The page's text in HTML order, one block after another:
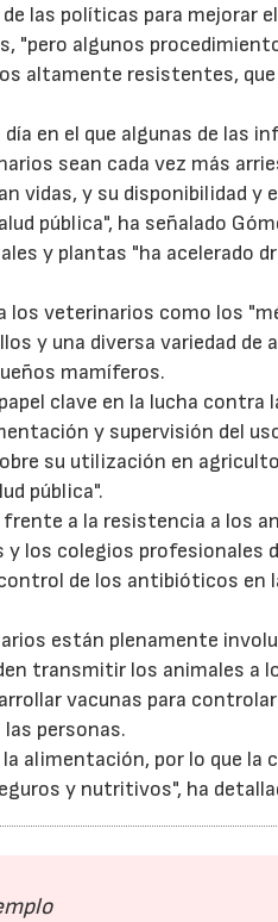
las políticas para mejorar
"pero algunos
altamente resistentes,
en el que algunas de las
sean cada vez más
vidas, y su disponibilidad y
pública", ha señalado
y plantas "ha acelerado
los veterinarios como los
y una diversa variedad de
mamíferos.
clave en la lucha contra
y supervisión del
su utilización en
pública".
a la resistencia a los
los colegios profesionales
de los antibióticos en
están plenamente
transmitir los animales a
vacunas para
personas.
alimentación, por lo que la
y nutritivos", ha
22/07/2026